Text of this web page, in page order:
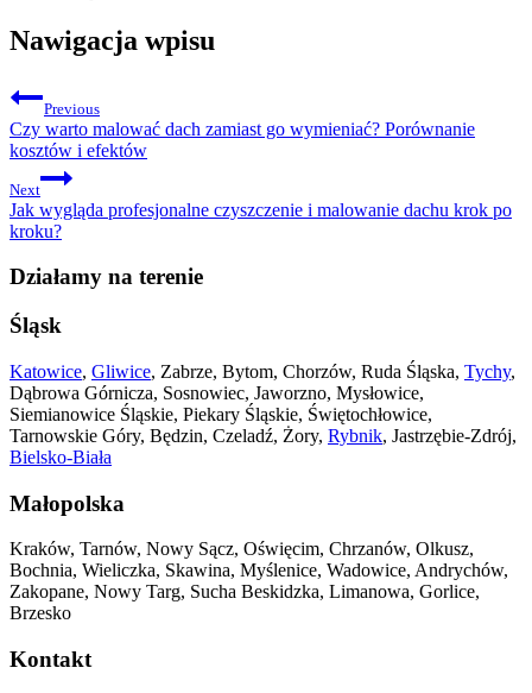
Nawigacja wpisu
Previous
Czy warto malować dach zamiast go wymieniać? Porównanie
kosztów i efektów
Next
Jak wygląda profesjonalne czyszczenie i malowanie dachu krok po
kroku?
Działamy na terenie
Śląsk
Katowice, Gliwice, Zabrze, Bytom, Chorzów, Ruda Śląska, Tychy,
Dąbrowa Górnicza, Sosnowiec, Jaworzno, Mysłowice,
Siemianowice Śląskie, Piekary Śląskie, Świętochłowice,
Tarnowskie Góry, Będzin, Czeladź, Żory, Rybnik, Jastrzębie-Zdrój,
Bielsko-Biała
Małopolska
Kraków, Tarnów, Nowy Sącz, Oświęcim, Chrzanów, Olkusz,
Bochnia, Wieliczka, Skawina, Myślenice, Wadowice, Andrychów,
Zakopane, Nowy Targ, Sucha Beskidzka, Limanowa, Gorlice,
Brzesko
Kontakt